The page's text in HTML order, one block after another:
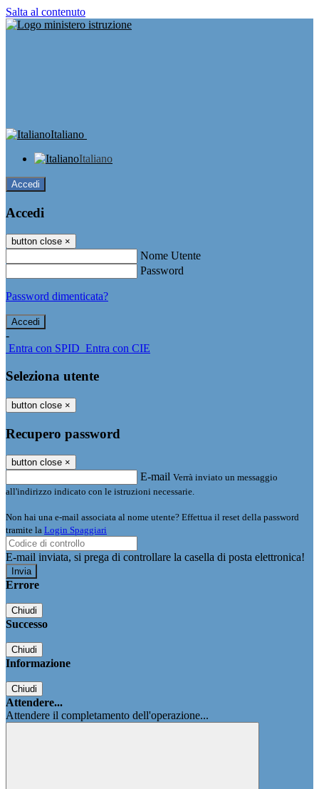
Salta al contenuto
Italiano
Italiano
Accedi
Accedi
button close ×
Nome Utente
Password
Password dimenticata?
-
Entra con SPID Entra con CIE
Seleziona utente
button close ×
Recupero password
button close ×
E-mail Verrà inviato un messaggio
all'indirizzo indicato con le istruzioni necessarie.
Non hai una e-mail associata al nome utente? Effettua il reset della password
tramite la Login Spaggiari
E-mail inviata, si prega di controllare la casella di posta elettronica!
Errore
Chiudi
Successo
Chiudi
Informazione
Chiudi
Attendere...
Attendere il completamento dell'operazione...